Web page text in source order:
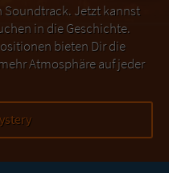
Soundtrack. Jetzt kannst
in die Geschichte.
bieten Dir die
Atmosphäre auf jeder